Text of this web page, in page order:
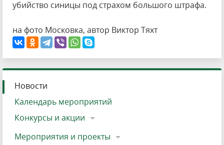
убийство синицы под страхом большого штрафа.
на фото Московка, автор Виктор Тяхт
Новости
Календарь мероприятий
Конкурсы и акции
Мероприятия и проекты